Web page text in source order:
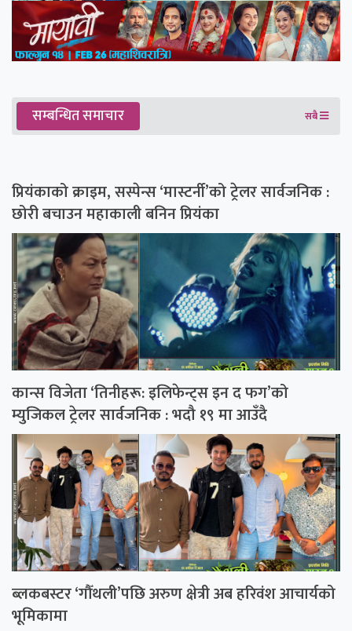
सम्बन्धित समाचार सबै
प्रियंकाको क्राइम, सस्पेन्स ‘मास्टर्नी’को ट्रेलर सार्वजनिक :
छोरी बचाउन महाकाली बनिन प्रियंका
कान्स विजेता ‘तिनीहरू: इलिफेन्ट्स इन द फग’को
म्युजिकल ट्रेलर सार्वजनिक : भदौ १९ मा आउँदै
ब्लकबस्टर ‘गौँथली’पछि अरुण क्षेत्री अब हरिवंश आचार्यको
भूमिकामा